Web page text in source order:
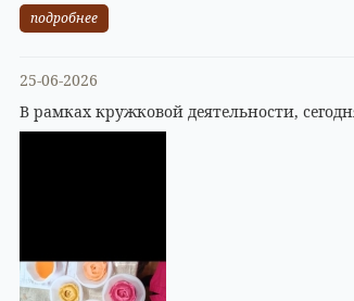
подробнее
25-06-2026
В рамках кружковой деятельности,